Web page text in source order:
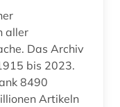
aller
bis 2023.
Artikeln